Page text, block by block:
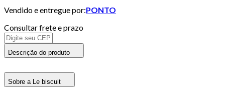
Vendido e entregue por:PONTO
Consultar frete e prazo
Descrição do produto
Sobre a Le biscuit